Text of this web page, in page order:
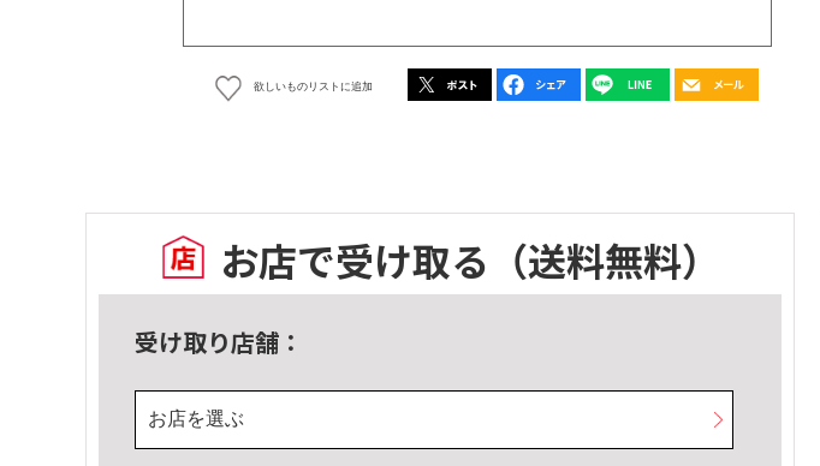
欲しいものリストに追加
お店で受け取る （送料無料）
受け取り店舗：
お店を選ぶ